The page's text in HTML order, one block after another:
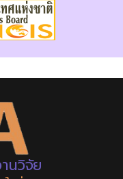
นวิจัย